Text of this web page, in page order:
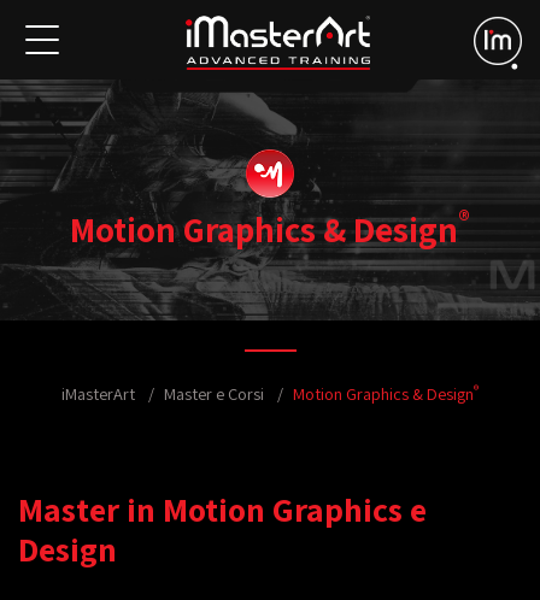
Motion Graphics & Design®
iMasterArt Master e Corsi Motion Graphics & Design®
Master in Motion Graphics e
Design